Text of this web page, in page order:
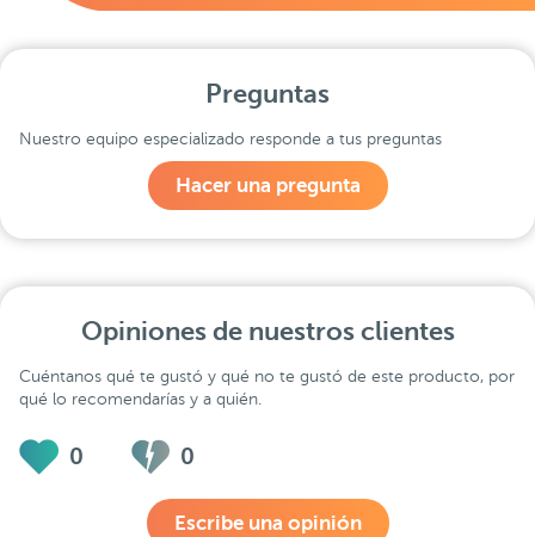
Preguntas
Nuestro equipo especializado responde a tus preguntas
Hacer una pregunta
Opiniones de nuestros clientes
Cuéntanos qué te gustó y qué no te gustó de este producto, por
qué lo recomendarías y a quién.
0 0
Escribe una opinión